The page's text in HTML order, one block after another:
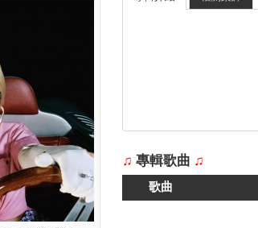
♫ 專輯歌曲 ♫
歌曲